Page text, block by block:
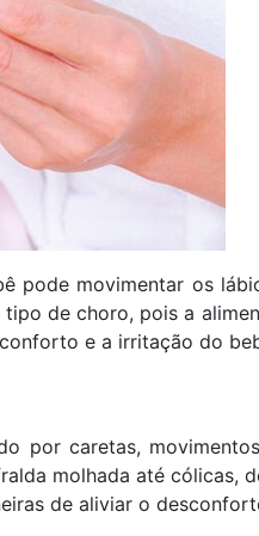
pode movimentar os
de choro, pois a
e a irritação do
por caretas,
molhada até cólicas,
de aliviar o